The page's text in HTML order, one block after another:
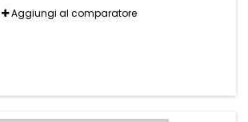
Aggiungi al comparatore